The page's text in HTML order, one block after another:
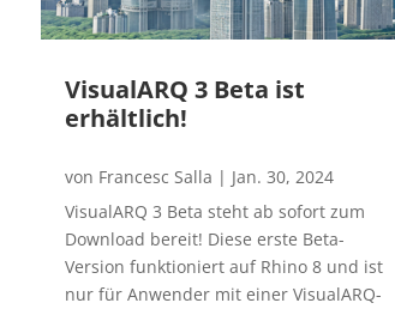
VisualARQ 3 Beta ist
erhältlich!
von Francesc Salla | Jan. 30, 2024
VisualARQ 3 Beta steht ab sofort zum
Download bereit! Diese erste Beta-
Version funktioniert auf Rhino 8 und ist
nur für Anwender mit einer VisualARQ-